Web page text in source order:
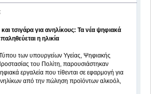
τσιγάρα για ανηλίκους: Τα νέα ψηφιακά
η ηλικία
των υπουργείων Υγείας, Ψηφιακής
του Πολίτη, παρουσιάστηκαν
εργαλεία που τίθενται σε εφαρμογή για
από την πώληση προϊόντων αλκοόλ,